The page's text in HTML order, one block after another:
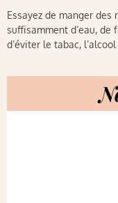
Essayez de manger
suffisamment d’eau, de
d’éviter le tabac,